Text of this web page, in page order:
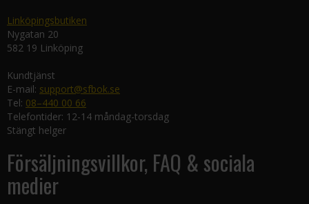
Linköpingsbutiken
Nygatan 20
582 19 Linköping
Kundtjänst
E-mail: support@sfbok.se
Tel: 08–440 00 66
Telefontider: 12-14 måndag-torsdag
Stängt helger
Försäljningsvillkor, FAQ & sociala
medier